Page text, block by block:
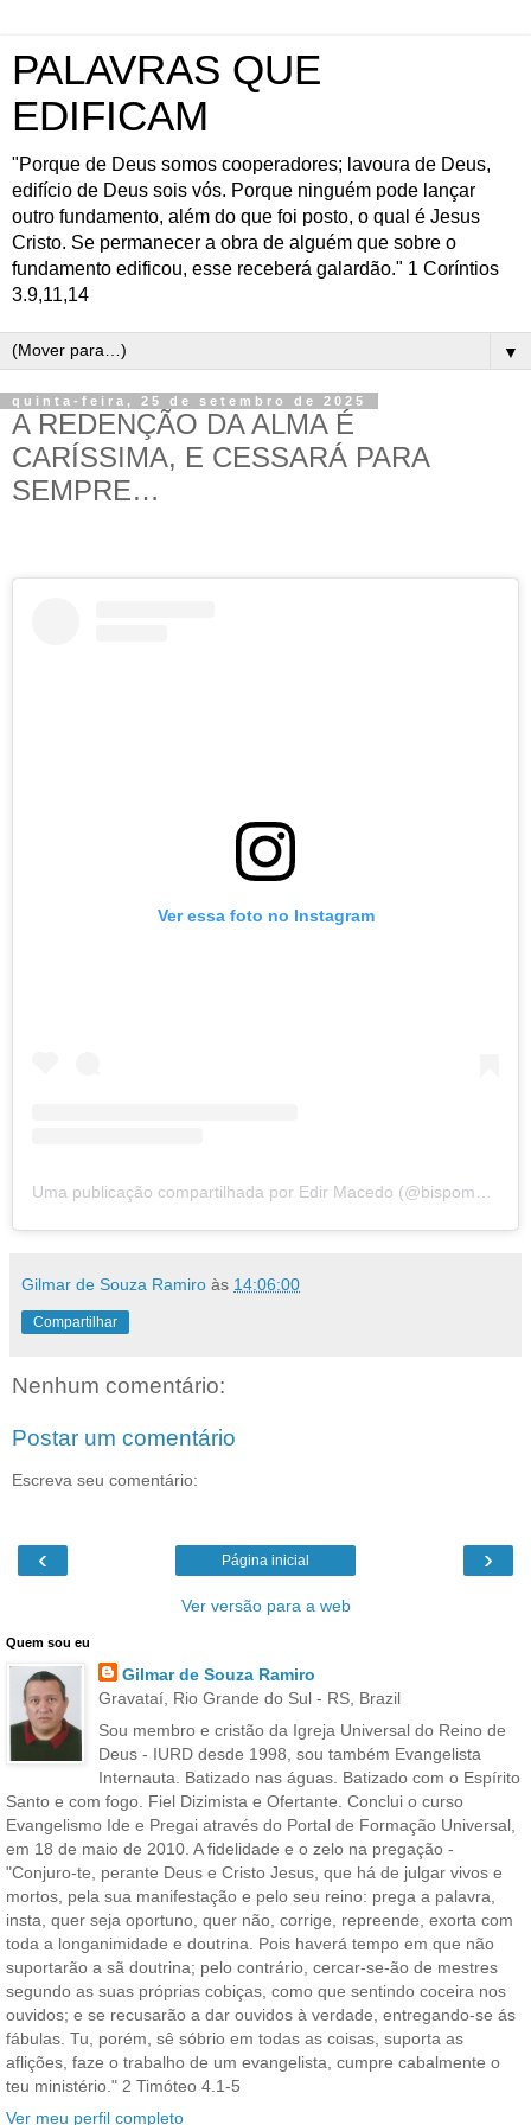
PALAVRAS QUE
EDIFICAM
"Porque de Deus somos cooperadores; lavoura de Deus,
edifício de Deus sois vós. Porque ninguém pode lançar
outro fundamento, além do que foi posto, o qual é Jesus
Cristo. Se permanecer a obra de alguém que sobre o
fundamento edificou, esse receberá galardão." 1 Coríntios
3.9,11,14
▼
quinta-feira, 25 de setembro de 2025
A REDENÇÃO DA ALMA É
CARÍSSIMA, E CESSARÁ PARA
SEMPRE…
Ver essa foto no Instagram
Uma publicação compartilhada por Edir Macedo (@bispomacedo)
Gilmar de Souza Ramiro às 14:06:00
Compartilhar
Nenhum comentário:
Postar um comentário
Escreva seu comentário:
‹ ›
Página inicial
Ver versão para a web
Quem sou eu
Gilmar de Souza Ramiro
Gravataí, Rio Grande do Sul - RS, Brazil
Sou membro e cristão da Igreja Universal do Reino de
Deus - IURD desde 1998, sou também Evangelista
Internauta. Batizado nas águas. Batizado com o Espírito
Santo e com fogo. Fiel Dizimista e Ofertante. Conclui o curso
Evangelismo Ide e Pregai através do Portal de Formação Universal,
em 18 de maio de 2010. A fidelidade e o zelo na pregação -
"Conjuro-te, perante Deus e Cristo Jesus, que há de julgar vivos e
mortos, pela sua manifestação e pelo seu reino: prega a palavra,
insta, quer seja oportuno, quer não, corrige, repreende, exorta com
toda a longanimidade e doutrina. Pois haverá tempo em que não
suportarão a sã doutrina; pelo contrário, cercar-se-ão de mestres
segundo as suas próprias cobiças, como que sentindo coceira nos
ouvidos; e se recusarão a dar ouvidos à verdade, entregando-se ás
fábulas. Tu, porém, sê sóbrio em todas as coisas, suporta as
aflições, faze o trabalho de um evangelista, cumpre cabalmente o
teu ministério." 2 Timóteo 4.1-5
Ver meu perfil completo